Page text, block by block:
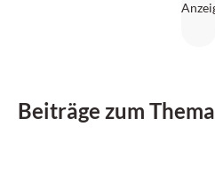
Beiträge zum Thema